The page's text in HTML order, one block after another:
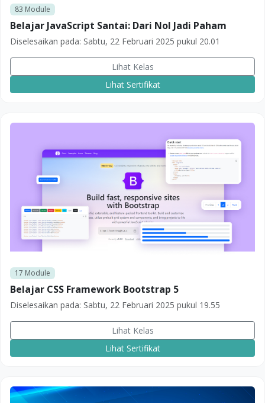
83 Module
Belajar JavaScript Santai: Dari Nol Jadi Paham
Diselesaikan pada: Sabtu, 22 Februari 2025 pukul 20.01
Lihat Kelas
Lihat Sertifikat
17 Module
Belajar CSS Framework Bootstrap 5
Diselesaikan pada: Sabtu, 22 Februari 2025 pukul 19.55
Lihat Kelas
Lihat Sertifikat